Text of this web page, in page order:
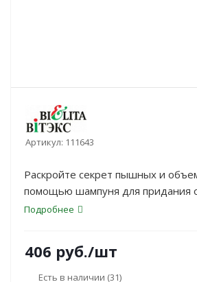
Артикул: 111643
Раскройте секрет пышных и
помощью шампуня для придания
на основе пшеничного молочка.
и уплотняет волосы по всей
объемными, гладкими и упругими.
Подробнее
406 руб./шт
Есть в наличии (31)